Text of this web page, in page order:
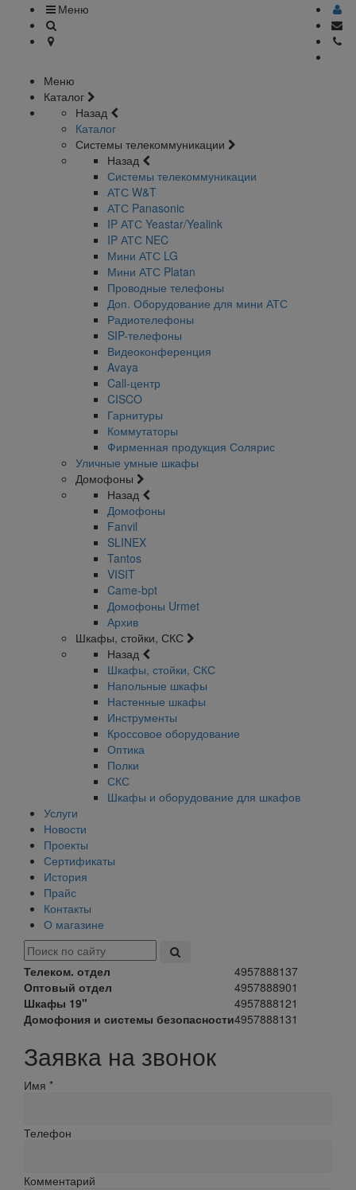
Меню
Меню
Каталог
Назад
Каталог
Системы телекоммуникации
Назад
Системы телекоммуникации
АТС W&T
АТС Panasonic
IP АТС Yeastar/Yealink
IP АТС NEC
Мини АТС LG
Мини АТС Platan
Проводные телефоны
Доп. Оборудование для мини АТС
Радиотелефоны
SIP-телефоны
Видеоконференция
Avaya
Call-центр
CISCO
Гарнитуры
Коммутаторы
Фирменная продукция Солярис
Уличные умные шкафы
Домофоны
Назад
Домофоны
Fanvil
SLINEX
Tantos
VISIT
Came-bpt
Домофоны Urmet
Архив
Шкафы, стойки, СКС
Назад
Шкафы, стойки, СКС
Напольные шкафы
Настенные шкафы
Инструменты
Кроссовое оборудование
Оптика
Полки
СКС
Шкафы и оборудование для шкафов
Услуги
Новости
Проекты
Сертификаты
История
Прайс
Контакты
О магазине
Телеком. отдел
4957888137
Оптовый отдел
4957888901
Шкафы 19"
4957888121
Домофония и системы безопасности4957888131
Заявка на звонок
Имя *
Телефон
Комментарий